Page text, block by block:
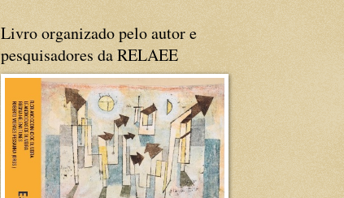
Livro organizado pelo autor e
pesquisadores da RELAEE